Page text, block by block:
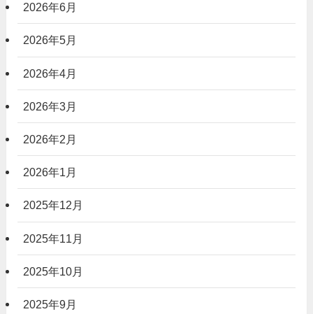
2026年6月
2026年5月
2026年4月
2026年3月
2026年2月
2026年1月
2025年12月
2025年11月
2025年10月
2025年9月